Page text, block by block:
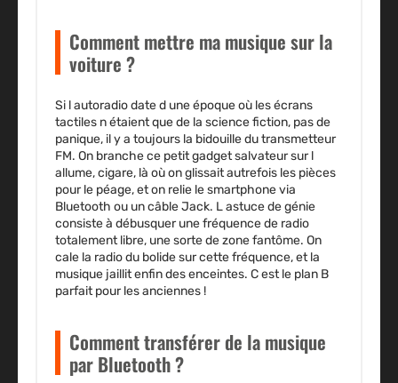
Comment mettre ma musique sur la
voiture ?
Si l autoradio date d une époque où les écrans
tactiles n étaient que de la science fiction, pas de
panique, il y a toujours la bidouille du transmetteur
FM. On branche ce petit gadget salvateur sur l
allume, cigare, là où on glissait autrefois les pièces
pour le péage, et on relie le smartphone via
Bluetooth ou un câble Jack. L astuce de génie
consiste à débusquer une fréquence de radio
totalement libre, une sorte de zone fantôme. On
cale la radio du bolide sur cette fréquence, et la
musique jaillit enfin des enceintes. C est le plan B
parfait pour les anciennes !
Comment transférer de la musique
par Bluetooth ?